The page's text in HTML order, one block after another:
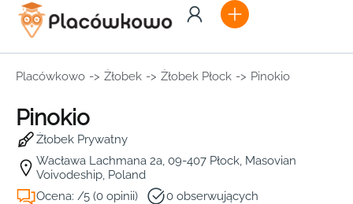
Placówkowo -> Żłobek -> Żłobek Płock -> Pinokio
Pinokio
Żłobek Prywatny
Wacława Lachmana 2a, 09-407 Płock, Masovian
Voivodeship, Poland
Ocena: /5 (0 opinii)
0 obserwujących